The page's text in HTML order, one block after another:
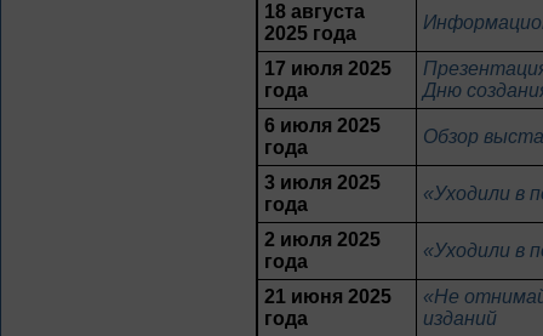
18 августа
2025 года
17 июля 2025
года
Дню
6 июля 2025
года
Обзор
3 июля 2025
года
«Уходили в
2 июля 2025
года
«Уходили в
21 июня 2025
года
«Не
изданий